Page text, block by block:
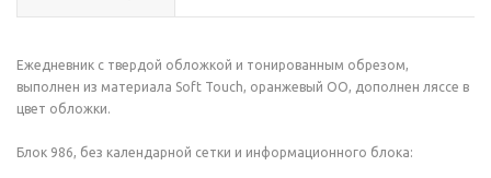
Ежедневник с твердой обложкой и тонированным обрезом,
выполнен из материала Soft Touch, оранжевый ОО, дополнен ляссе в
цвет обложки.
Блок 986, без календарной сетки и информационного блока: